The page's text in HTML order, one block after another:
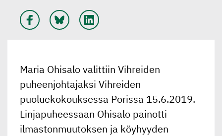
Maria Ohisalo valittiin Vihreiden
puheenjohtajaksi Vihreiden
puoluekokouksessa Porissa 15.6.2019.
Linjapuheessaan Ohisalo painotti
ilmastonmuutoksen ja köyhyyden